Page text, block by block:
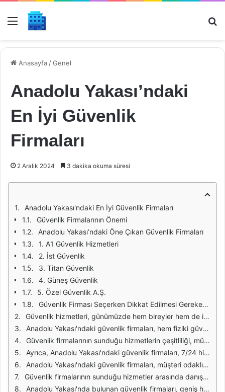
Menü
Anasayfa /Genel
Anadolu Yakası’ndaki
En İyi Güvenlik
Firmaları
2 Aralık 2024 3 dakika okuma süresi
Anadolu Yakası'ndaki En İyi Güvenlik Firmaları
Güvenlik Firmalarının Önemi
Anadolu Yakası’ndaki Öne Çıkan Güvenlik Firmaları
1. A1 Güvenlik Hizmetleri
2. İst Güvenlik
3. Titan Güvenlik
4. Güneş Güvenlik
5. Özel Güvenlik A.Ş.
Güvenlik Firması Seçerken Dikkat Edilmesi Gerekenler
Güvenlik hizmetleri, günümüzde hem bireyler hem de işletmeler için büyük bir önem taşımaktadır. Anadolu Yakası'ndaki güvenlik firmaları, çeşitli ihtiyaçlara göre özelleşmiş hizmetler sunarak, müşterilerin güvenliğini sağlamaktadır. Bu firmalar, profesyonel ekipmanlar ve eğitimli personel ile güvenlik alanında yüksek standartlar sunmaktadır.
Anadolu Yakası'ndaki güvenlik firmaları, hem fiziki güvenlik hem de elektronik güvenlik sistemleri konusunda geniş bir yelpazeye sahiptir. Fiziki güvenlik hizmetleri, güvenlik personeli temininden başlayarak, alan güvenliği, devriye hizmetleri ve özel etkinlik güvenliğine kadar uzanmaktadır. Elektronik güvenlik sistemleri ise alarm sistemleri, CCTV kameralar ve erişim kontrol sistemlerini içermektedir.
Güvenlik firmalarının sunduğu hizmetlerin çeşitliliği, müşteri memnuniyetini artırmakta ve her türlü ihtiyaca yönelik çözümler sunmaktadır. Örneğin, işletmeler için özel olarak tasarlanmış güvenlik paketleri, hem maliyet hem de güvenlik açısından avantajlar sağlamaktadır. Bu sayede, işletmelerin güvenliği sağlanırken, gereksiz harcamalar da önlenmiş olur.
Ayrıca, Anadolu Yakası'ndaki güvenlik firmaları, 7/24 hizmet sunarak acil durumlarda hızlı müdahale imkânı sağlamaktadır. Bu durum, özellikle büyük işletmeler veya yoğun insan trafiği olan bölgelerde kritik bir öneme sahiptir. Firma personeli, düzenli eğitimlerle yetkinliklerini artırmakta ve güncel güvenlik tehditlerine karşı hazırlıklı olmaktadır.
Anadolu Yakası'ndaki güvenlik firmaları, müşteri odaklı yaklaşımıyla bilinir. Müşteri ihtiyaçlarını doğru bir şekilde analiz ederek, en uygun güvenlik çözümlerini sunarlar. Bu yaklaşım, her müşterinin kendine özgü güvenlik ihtiyaçlarını karşılamak için özelleştirilmiş hizmetler sunulmasını sağlar.
Güvenlik firmalarının sunduğu hizmetler arasında danışmanlık hizmetleri de bulunmaktadır. Bu hizmetler, müşterilere güvenlik sistemleri kurulumunda, tehdit analizi yapmada ve güvenlik politikaları oluşturma süreçlerinde rehberlik etmektedir. Böylece, müşterilerin güvenlik stratejilerini belirlemelerine yardımcı olmaktadır.
Anadolu Yakası'nda bulunan güvenlik firmaları, geniş hizmet yelpazesi, profesyonel ekip ve müşteri odaklı yaklaşımlarıyla dikkat çekmektedir. Bu firmalar, hem bireysel hem de kurumsal müşterilere güvenli bir yaşam ve çalışma ortamı sağlamak için çalışmalarını sürdürmektedir. Güvenliğinizi sağlamak için bu firmalardan birini tercih etmek, gelecekteki riskleri azaltmak açısından önemli bir adım olacaktır.